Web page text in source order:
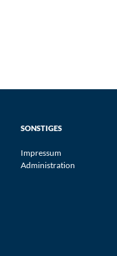
SONSTIGES
Impressum
Administration